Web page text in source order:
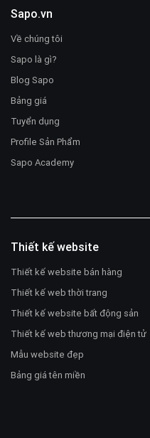
Sapo.vn
Về chúng tôi
Sapo là gì?
Blog Sapo
Bảng giá
Tuyển dụng
Profile Sản Phẩm
Sapo Academy
Thiết kế website
Thiết kế website bán hàng
Thiết kế web thời trang
Thiết kế website bất động sản
Thiết kế web thương mại điện tử
Mẫu website đẹp
Bảng giá tên miền